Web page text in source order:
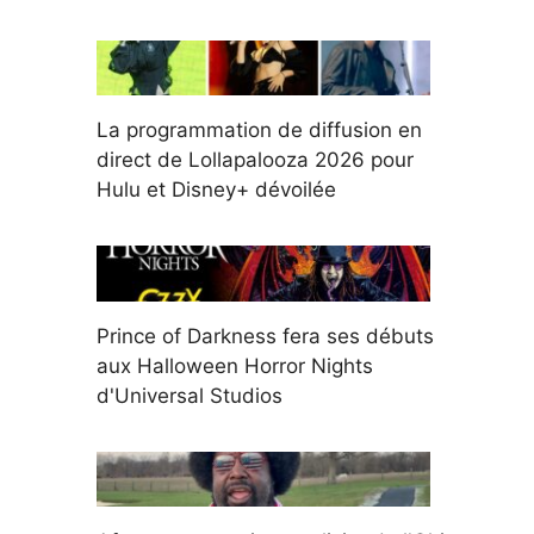
La programmation de diffusion en
direct de Lollapalooza 2026 pour
Hulu et Disney+ dévoilée
Prince of Darkness fera ses débuts
aux Halloween Horror Nights
d'Universal Studios